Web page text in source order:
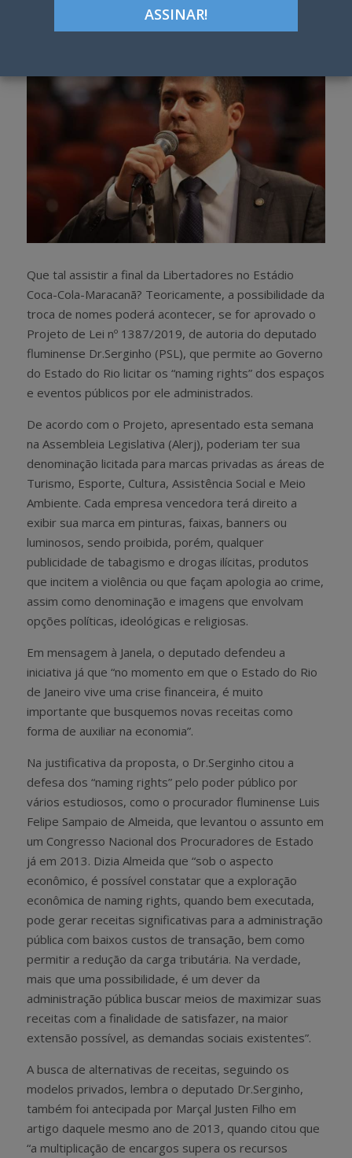
Que tal assistir a final da Libertadores no Estádio
Coca-Cola-Maracanã? Teoricamente, a possibilidade da
troca de nomes poderá acontecer, se for aprovado o
Projeto de Lei nº 1387/2019, de autoria do deputado
fluminense Dr.Serginho (PSL), que permite ao Governo
do Estado do Rio licitar os “naming rights” dos espaços
e eventos públicos por ele administrados.
De acordo com o Projeto, apresentado esta semana
na Assembleia Legislativa (Alerj), poderiam ter sua
denominação licitada para marcas privadas as áreas de
Turismo, Esporte, Cultura, Assistência Social e Meio
Ambiente. Cada empresa vencedora terá direito a
exibir sua marca em pinturas, faixas, banners ou
luminosos, sendo proibida, porém, qualquer
publicidade de tabagismo e drogas ilícitas, produtos
que incitem a violência ou que façam apologia ao crime,
assim como denominação e imagens que envolvam
opções políticas, ideológicas e religiosas.
Em mensagem à Janela, o deputado defendeu a
iniciativa já que “no momento em que o Estado do Rio
de Janeiro vive uma crise financeira, é muito
importante que busquemos novas receitas como
forma de auxiliar na economia”.
Na justificativa da proposta, o Dr.Serginho citou a
defesa dos “naming rights” pelo poder público por
vários estudiosos, como o procurador fluminense Luis
Felipe Sampaio de Almeida, que levantou o assunto em
um Congresso Nacional dos Procuradores de Estado
já em 2013. Dizia Almeida que “sob o aspecto
econômico, é possível constatar que a exploração
econômica de naming rights, quando bem executada,
pode gerar receitas significativas para a administração
pública com baixos custos de transação, bem como
permitir a redução da carga tributária. Na verdade,
mais que uma possibilidade, é um dever da
administração pública buscar meios de maximizar suas
receitas com a finalidade de satisfazer, na maior
extensão possível, as demandas sociais existentes”.
A busca de alternativas de receitas, seguindo os
modelos privados, lembra o deputado Dr.Serginho,
também foi antecipada por Marçal Justen Filho em
artigo daquele mesmo ano de 2013, quando citou que
“a multiplicação de encargos supera os recursos